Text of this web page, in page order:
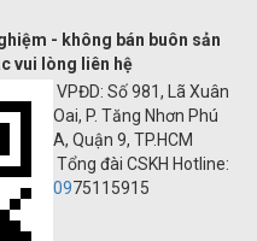
- không bán buôn sản
vui lòng liên hệ
VPĐD: Số 981, Lã Xuân
Oai, P. Tăng Nhơn Phú
A, Quận 9, TP.HCM
Tổng đài CSKH Hotline:
0975115915